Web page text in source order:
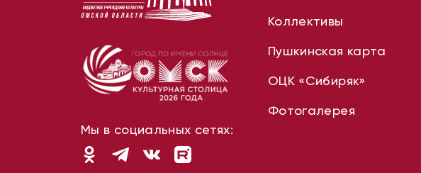
Мы в социальных сетях:
Коллективы
Пушкинская карта
ОЦК «Сибиряк»
Фотогалерея